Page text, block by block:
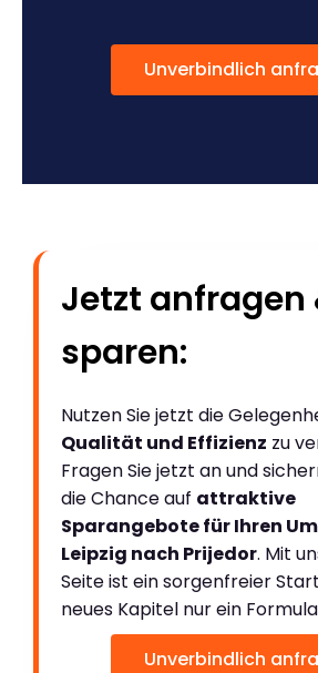
Unverbindlich
Jetzt anfragen
sparen:
Nutzen Sie jetzt die
Qualität und Effizienz zu
Fragen Sie jetzt an und
die Chance auf attraktive
Sparangebote für Ihren
Leipzig nach Prijedor. Mit
Seite ist ein sorgenfreier
neues Kapitel nur ein
Unverbindlich